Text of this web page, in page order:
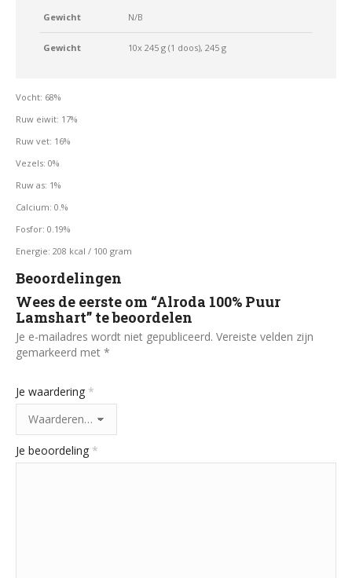
Gewicht N/B
Gewicht 10x 245 g (1 doos), 245 g
Vocht: 68%
Ruw eiwit: 17%
Ruw vet: 16%
Vezels: 0%
Ruw as: 1%
Calcium: 0.%
Fosfor: 0.19%
Energie: 208 kcal / 100 gram
Beoordelingen
Wees de eerste om “Alroda 100% Puur
Lamshart” te beoordelen
Je e-mailadres wordt niet gepubliceerd. Vereiste velden zijn
gemarkeerd met *
Je waardering *
Je beoordeling *